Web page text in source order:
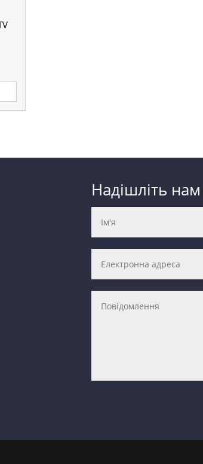
Надішліть